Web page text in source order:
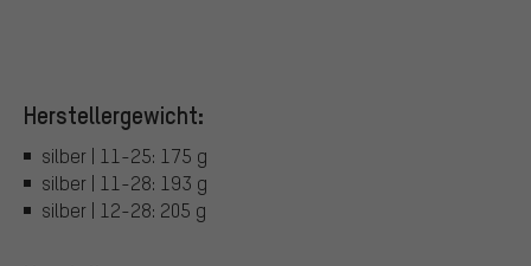
Herstellergewicht:
silber | 11-25: 175 g
silber | 11-28: 193 g
silber | 12-28: 205 g